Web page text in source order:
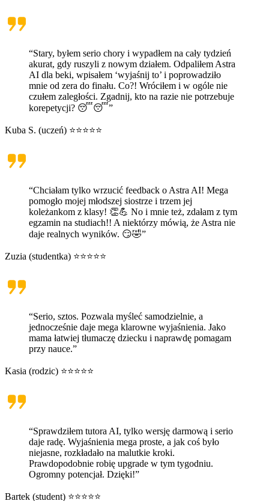
“Stary, byłem serio chory i wypadłem na cały tydzień
akurat, gdy ruszyli z nowym działem. Odpaliłem Astra
AI dla beki, wpisałem ‘wyjaśnij to’ i poprowadziło
mnie od zera do finału. Co?! Wróciłem i w ogóle nie
czułem zaległości. Zgadnij, kto na razie nie potrzebuje
korepetycji? 😴😴”
Kuba S. (uczeń) ⭐⭐⭐⭐⭐
“Chciałam tylko wrzucić feedback o Astra AI! Mega
pomogło mojej młodszej siostrze i trzem jej
koleżankom z klasy! 👏💪 No i mnie też, zdałam z tym
egzamin na studiach!! A niektórzy mówią, że Astra nie
daje realnych wyników. 😏🤣”
Zuzia (studentka) ⭐⭐⭐⭐⭐
“Serio, sztos. Pozwala myśleć samodzielnie, a
jednocześnie daje mega klarowne wyjaśnienia. Jako
mama łatwiej tłumaczę dziecku i naprawdę pomagam
przy nauce.”
Kasia (rodzic) ⭐⭐⭐⭐⭐
“Sprawdziłem tutora AI, tylko wersję darmową i serio
daje radę. Wyjaśnienia mega proste, a jak coś było
niejasne, rozkładało na malutkie kroki.
Prawdopodobnie robię upgrade w tym tygodniu.
Ogromny potencjał. Dzięki!”
Bartek (student) ⭐⭐⭐⭐⭐